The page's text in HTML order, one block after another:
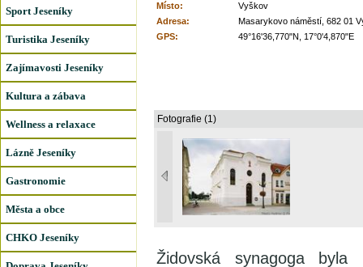
Sport Jeseníky
Turistika Jeseníky
Zajímavosti Jeseníky
Kultura a zábava
Wellness a relaxace
Lázně Jeseníky
Gastronomie
Města a obce
CHKO Jeseníky
Místo:
Vyškov
Adresa:
Masarykovo náměstí, 682 01
GPS:
49°16'36,770"N, 17°0'4,870"E
Fotografie (1)
Židovská synagoga